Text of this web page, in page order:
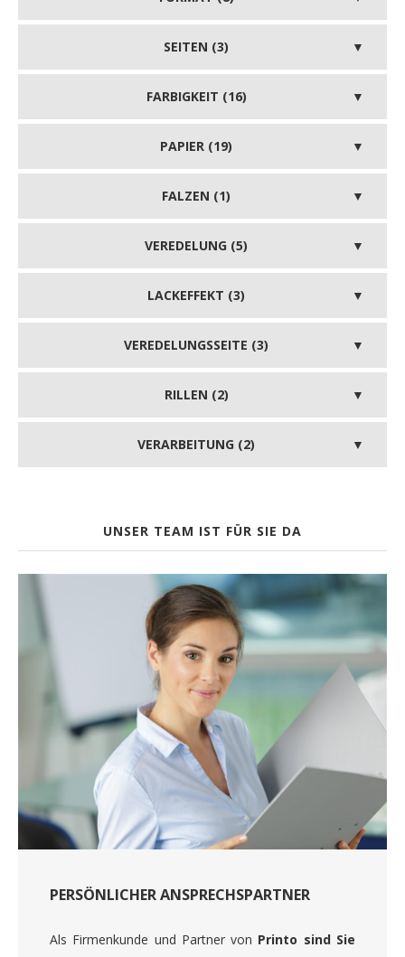
SEITEN (3)
FARBIGKEIT (16)
PAPIER (19)
FALZEN (1)
VEREDELUNG (5)
LACKEFFEKT (3)
VEREDELUNGSSEITE (3)
RILLEN (2)
VERARBEITUNG (2)
UNSER TEAM IST FÜR SIE DA
PERSÖNLICHER ANSPRECHSPARTNER
Als Firmenkunde und Partner von Printo sind Sie